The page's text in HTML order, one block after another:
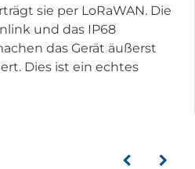
sie per LoRaWAN. Die
und das IP68
das Gerät äußerst
Dies ist ein echtes